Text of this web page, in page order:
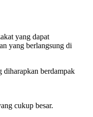
yang dapat
yang berlangsung di
diharapkan berdampak
cukup besar.